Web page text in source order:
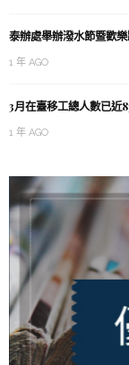
泰辦處舉辦潑水節暨歡
1 年 AGO
3月在臺移工總人數已近
1 年 AGO